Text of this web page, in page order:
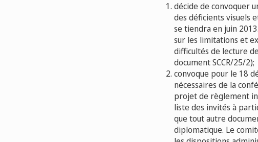
décide de convoquer
des déficients visuels
se tiendra en juin
sur les limitations et
difficultés de lecture
document SCCR/25/2);
convoque pour le 18
nécessaires de la
projet de règlement
liste des invités à
que tout autre
diplomatique. Le